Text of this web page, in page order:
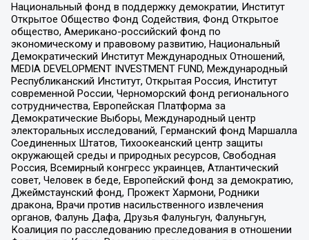
Национальный фонд в поддержку демократии, Институт
Открытое Общество Фонд Содействия, Фонд Открытое
общество, Американо-российский фонд по
экономическому и правовому развитию, Национальный
Демократический Институт Международных Отношений,
MEDIA DEVELOPMENT INVESTMENT FUND, Международный
Республиканский Институт, Открытая Россия, Институт
современной России, Черноморский фонд регионального
сотрудничества, Европейская Платформа за
Демократические Выборы, Международный центр
электоральных исследований, Германский фонд Маршалла
Соединенных Штатов, Тихоокеанский центр защиты
окружающей среды и природных ресурсов, Свободная
Россия, Всемирный конгресс украинцев, Атлантический
совет, Человек в беде, Европейский фонд за демократию,
Джеймстаунский фонд, Прожект Хармони, Родники
дракона, Врачи против насильственного извлечения
органов, Фалунь Дафа, Друзья Фалуньгун, Фалуньгун,
Коалиция по расследованию преследования в отношении